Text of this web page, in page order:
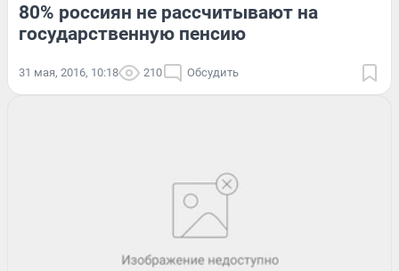
80% россиян не рассчитывают на
государственную пенсию
31 мая, 2016, 10:18 210 Обсудить